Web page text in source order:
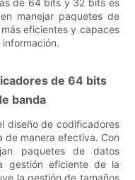
de 64 bits y 32 bits es
manejar paquetes de
eficientes y capaces
de 64 bits
banda
diseño de codificadores
de manera efectiva. Con
paquetes de datos
gestión eficiente de la